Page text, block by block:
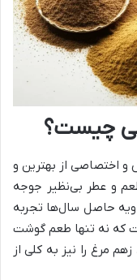
چیست؟
اختصاصی از بهترین و
و عطر بی‌نظیر جوجه
حاصل سال‌ها تجربه
که نه تنها طعم گوشت
مرغ را نیز به کلی از